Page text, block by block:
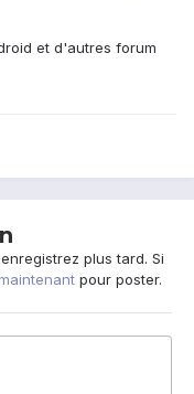
et d'autres forum
plus tard. Si
pour poster.